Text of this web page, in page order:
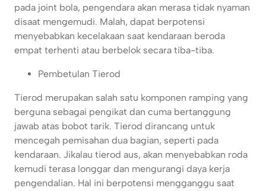
pada joint bola, pengendara akan merasa tidak nyaman
disaat mengemudi. Malah, dapat berpotensi
menyebabkan kecelakaan saat kendaraan beroda
empat terhenti atau berbelok secara tiba-tiba.
Pembetulan Tierod
Tierod merupakan salah satu komponen ramping yang
berguna sebagai pengikat dan cuma bertanggung
jawab atas bobot tarik. Tierod dirancang untuk
mencegah pemisahan dua bagian, seperti pada
kendaraan. Jikalau tierod aus, akan menyebabkan roda
kemudi terasa longgar dan mengurangi daya kerja
pengendalian. Hal ini berpotensi mengganggu saat